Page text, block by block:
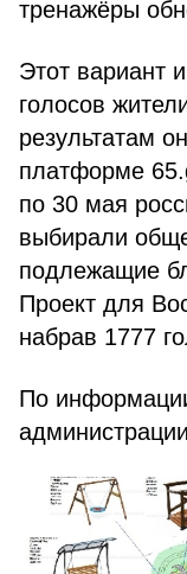
тренажёры
Этот вариант
голосов
результатам
платформе
по 30 мая
выбирали
подлежащие
Проект для
набрав 1777
По